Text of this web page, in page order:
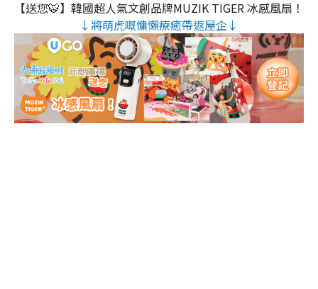
【送您🐯】韓國超人氣文創品牌MUZIK TIGER 冰感風扇！
↓將萌虎嘅慵懶療癒帶返屋企↓